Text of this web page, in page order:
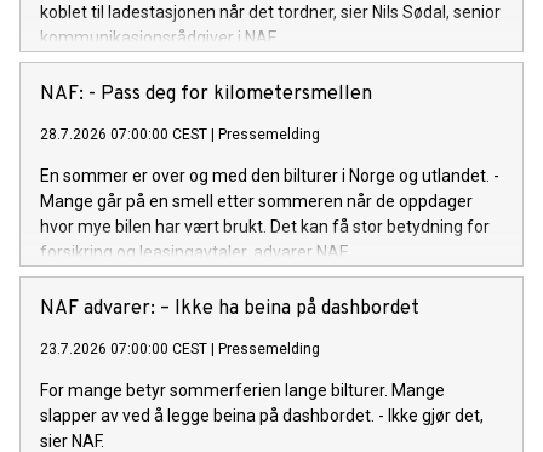
koblet til ladestasjonen når det tordner, sier Nils Sødal, senior
kommunikasjonsrådgiver i NAF.
NAF: - Pass deg for kilometersmellen
28.7.2026 07:00:00 CEST Pressemelding
En sommer er over og med den bilturer i Norge og utlandet. -
Mange går på en smell etter sommeren når de oppdager
hvor mye bilen har vært brukt. Det kan få stor betydning for
forsikring og leasingavtaler, advarer NAF.
NAF advarer: – Ikke ha beina på dashbordet
23.7.2026 07:00:00 CEST Pressemelding
For mange betyr sommerferien lange bilturer. Mange
slapper av ved å legge beina på dashbordet. - Ikke gjør det,
sier NAF.